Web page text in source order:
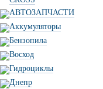
АВТОЗАПЧАСТИ
Аккумуляторы
Бензопила
Восход
Гидроциклы
Днепр